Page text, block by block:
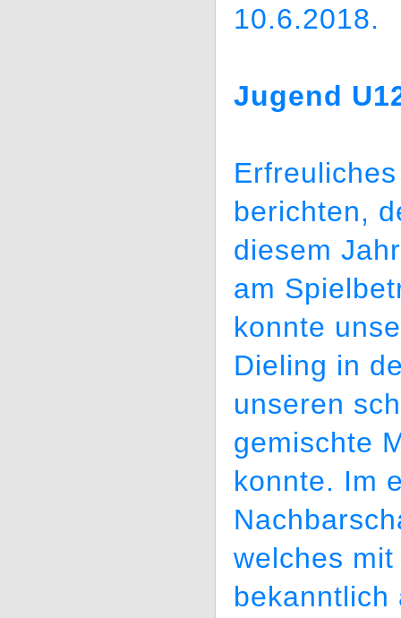
10.6.2018.
Jugend
berichten,
diesem
am
konnte
Dieling in
unseren
gemischte
konnte. Im
welches
bekanntlich